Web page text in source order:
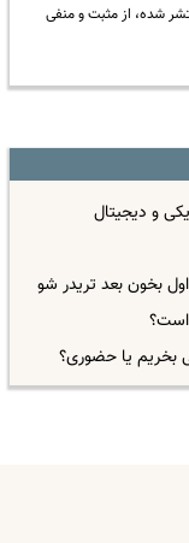
شده، از مثبت و منفی
و دیجیتال
بخون بعد تریدر شو
بخریم یا حضوری؟